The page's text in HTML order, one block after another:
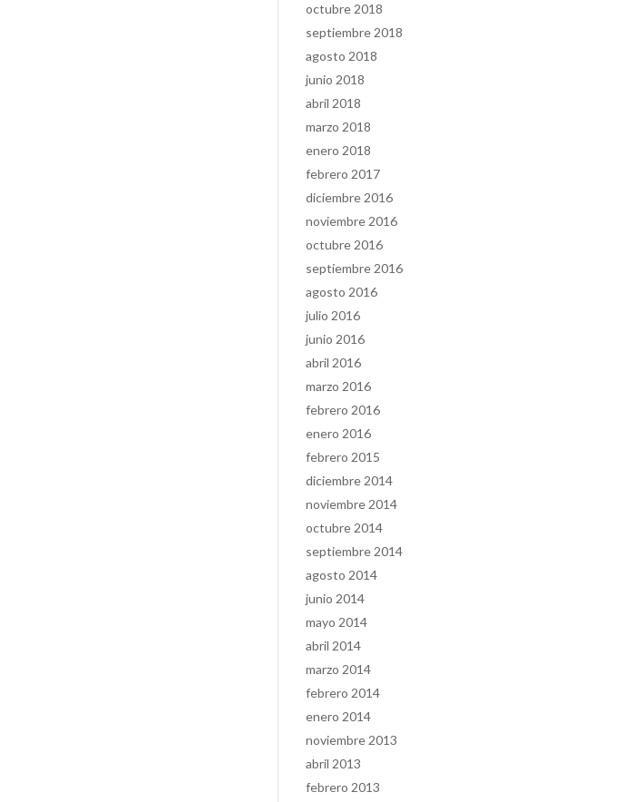
octubre 2018
septiembre 2018
agosto 2018
junio 2018
abril 2018
marzo 2018
enero 2018
febrero 2017
diciembre 2016
noviembre 2016
octubre 2016
septiembre 2016
agosto 2016
julio 2016
junio 2016
abril 2016
marzo 2016
febrero 2016
enero 2016
febrero 2015
diciembre 2014
noviembre 2014
octubre 2014
septiembre 2014
agosto 2014
junio 2014
mayo 2014
abril 2014
marzo 2014
febrero 2014
enero 2014
noviembre 2013
abril 2013
febrero 2013